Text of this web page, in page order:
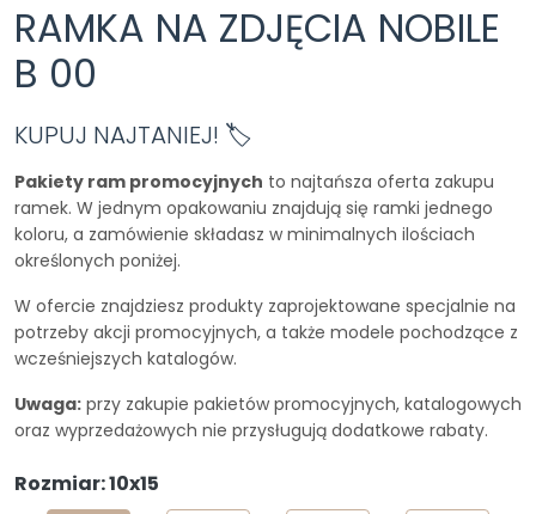
RAMKA NA ZDJĘCIA NOBILE
B 00
KUPUJ NAJTANIEJ! 🏷️
Pakiety ram promocyjnych to najtańsza oferta zakupu
ramek. W jednym opakowaniu znajdują się ramki jednego
koloru, a zamówienie składasz w minimalnych ilościach
określonych poniżej.
W ofercie znajdziesz produkty zaprojektowane specjalnie na
potrzeby akcji promocyjnych, a także modele pochodzące z
wcześniejszych katalogów.
Uwaga: przy zakupie pakietów promocyjnych, katalogowych
oraz wyprzedażowych nie przysługują dodatkowe rabaty.
Rozmiar: 10x15